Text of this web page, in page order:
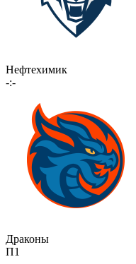
Нефтехимик
-:-
Драконы
П1